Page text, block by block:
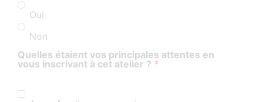
Oui
Non
Quelles étaient vos principales attentes en
vous inscrivant à cet atelier ? *